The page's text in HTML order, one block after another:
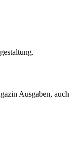
Ausgaben, auch